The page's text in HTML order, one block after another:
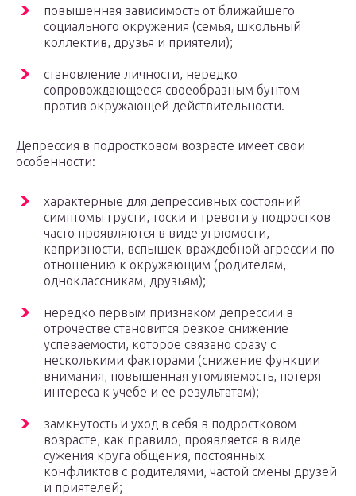
повышенная зависимость от ближайшего
социального окружения (семья, школьный
коллектив, друзья и приятели);
становление личности, нередко
сопровождающееся своеобразным бунтом
против окружающей действительности.
Депрессия в подростковом возрасте имеет свои
особенности:
характерные для депрессивных состояний
симптомы грусти, тоски и тревоги у подростков
часто проявляются в виде угрюмости,
капризности, вспышек враждебной агрессии по
отношению к окружающим (родителям,
одноклассникам, друзьям);
нередко первым признаком депрессии в
отрочестве становится резкое снижение
успеваемости, которое связано сразу с
несколькими факторами (снижение функции
внимания, повышенная утомляемость, потеря
интереса к учебе и ее результатам);
замкнутость и уход в себя в подростковом
возрасте, как правило, проявляется в виде
сужения круга общения, постоянных
конфликтов с родителями, частой смены друзей
и приятелей;